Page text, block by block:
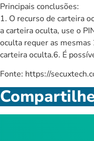
Principais conclusões:
1. O recurso de carteira
a carteira oculta, use o
oculta requer as mesmas
carteira oculta.6. É
Fonte: https://